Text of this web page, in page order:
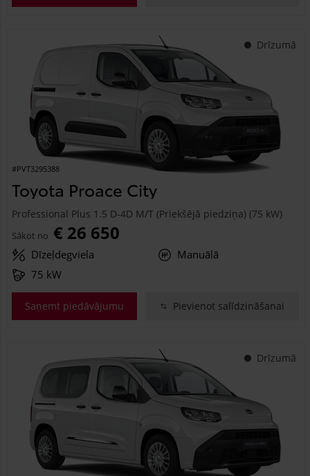
Drīzumā
#PVT3295388
Toyota Proace City
Professional Plus 1.5 D-4D M/T (Priekšējā piedziņa) (75 kW)
Sākot no € 26 650
Dīzeļdegviela
Manuālā
75 kW
Saņemt piedāvājumu Pievienot salīdzināšanai
Drīzumā